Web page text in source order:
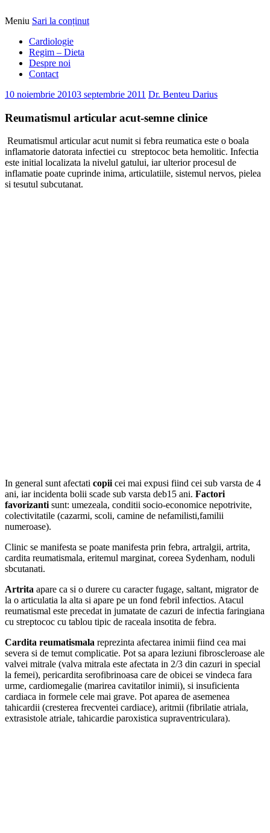
DrBendo.ro
Alimentatia sa iti fie medicatia
Meniu Sari la conținut
Cardiologie
Regim – Dieta
Despre noi
Contact
10 noiembrie 20103 septembrie 2011 Dr. Benteu Darius
Reumatismul articular acut-semne clinice
Reumatismul articular acut numit si febra reumatica este o boala
inflamatorie datorata infectiei cu streptococ beta hemolitic. Infectia
este initial localizata la nivelul gatului, iar ulterior procesul de
inflamatie poate cuprinde inima, articulatiile, sistemul nervos, pielea
si tesutul subcutanat.
In general sunt afectati copiicei mai expusi fiind cei sub varsta de 4
ani, iar incidenta bolii scade sub varsta deb15 ani. Factori
favorizantisunt: umezeala, conditii socio-economice nepotrivite,
colectivitatile (cazarmi, scoli, camine de nefamilisti,familii
numeroase).
Clinic se manifesta se poate manifesta prin febra, artralgii, artrita,
cardita reumatismala, eritemul marginat, coreea Sydenham, noduli
sbcutanati.
Artrita apare ca si o durere cu caracter fugage, saltant, migrator de
la o articulatia la alta si apare pe un fond febril infectios. Atacul
reumatismal este precedat in jumatate de cazuri de infectia faringiana
cu streptococ cu tablou tipic de raceala insotita de febra.
Cardita reumatismala reprezinta afectarea inimii fiind cea mai
severa si de temut complicatie. Pot sa apara leziuni fibroscleroase ale
valvei mitrale (valva mitrala este afectata in 2/3 din cazuri in special
la femei), pericardita serofibrinoasa care de obicei se vindeca fara
urme, cardiomegalie (marirea cavitatilor inimii), si insuficienta
cardiaca in formele cele mai grave. Pot aparea de asemenea
tahicardii (cresterea frecventei cardiace), aritmii (fibrilatie atriala,
extrasistole atriale, tahicardie paroxistica supraventriculara).